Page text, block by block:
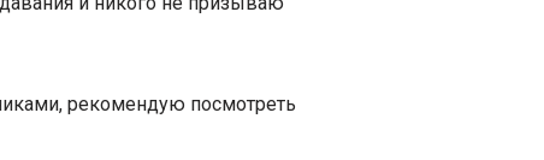
рекомендую посмотреть